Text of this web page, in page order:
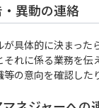
異動の連絡
が具体的に決まった
それに係る業務を伝
の意向を確認した